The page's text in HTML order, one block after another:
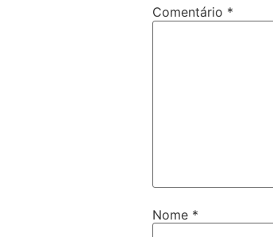
Comentário *
Nome *